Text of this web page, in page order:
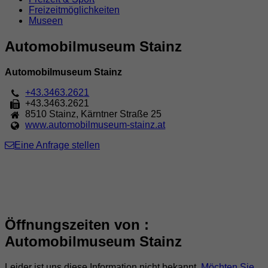
Freizeitmöglichkeiten
Museen
Automobilmuseum Stainz
Automobilmuseum Stainz
+43.3463.2621
+43.3463.2621
8510 Stainz, Kärntner Straße 25
www.automobilmuseum-stainz.at
Eine Anfrage stellen
Öffnungszeiten von :
Automobilmuseum Stainz